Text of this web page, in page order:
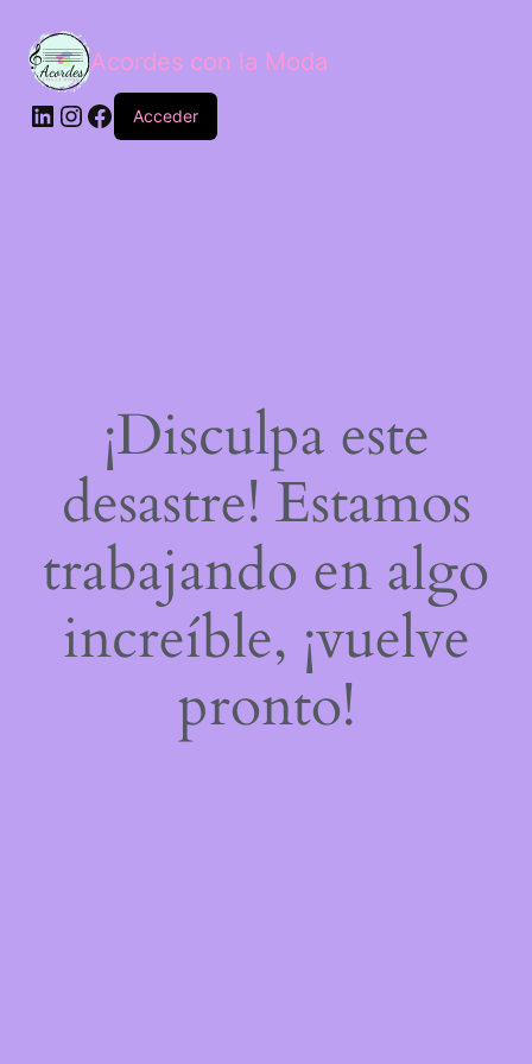
Acordes con la Moda
Acceder
¡Disculpa este
desastre! Estamos
trabajando en algo
increíble, ¡vuelve
pronto!